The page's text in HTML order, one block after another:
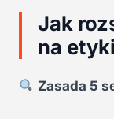
Jak
na
Zasada 5